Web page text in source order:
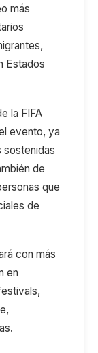
más
Estados
la FIFA
evento, ya
sostenidas
de
que
de
con más
en
,